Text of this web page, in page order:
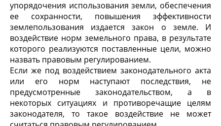
упорядочения использования земли, обеспечения
ее сохранности, повышения эффективности
землепользования издается закон о земле. И
воздействие норм земельного права, в результате
которого реализуются поставленные цели, можно
назвать правовым регулированием.
Если же под воздействием законодательного акта
или его норм наступают последствия, не
предусмотренные законодательством, а в
некоторых ситуациях и противоречащие целям
законодателя, то такое воздействие не может